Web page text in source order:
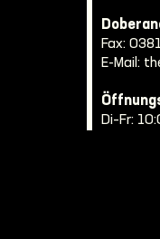
Fax:
E-Mail:
Di–Fr: